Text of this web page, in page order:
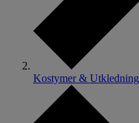
Kostymer & Utkledning